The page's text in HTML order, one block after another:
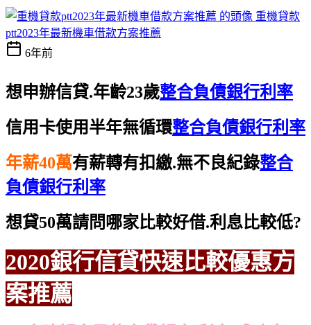
重機貸款
ptt2023年最新機車借款方案推薦
6年前
想申辦信貸.年齡23歲整合負債銀行利率
信用卡使用半年無循環整合負債銀行利率
年薪40萬有薪轉有扣繳.無不良紀錄整合
負債銀行利率
想貸50萬請問哪家比較好借.利息比較低?
2020銀行信貸快速比較優惠方
案推薦